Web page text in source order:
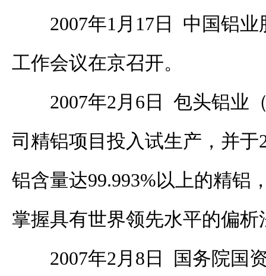
2007年1月17日 中国铝
工作会议在京召开。
2007年2月6日 包头铝业
司精铝项目投入试生产，并于
铝含量达99.993%以上的精铝
掌握具有世界领先水平的偏
2007年2月8日 国务院国